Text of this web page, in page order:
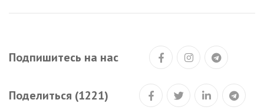
Подпишитесь на нас
Поделиться (1221)